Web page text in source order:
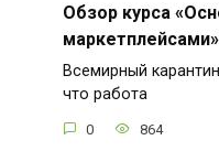
Обзор курса
Всемирный
что работа
0 864